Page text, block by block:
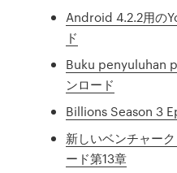
Android 4.2.2用の
ド
Buku penyuluhan
ンロード
Billions Season 3
新しいベンチャー
ード第13章